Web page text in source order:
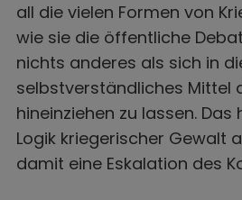
all die vielen Formen von
wie sie die öffentliche
nichts anderes als sich in
selbstverständliches Mittel
hineinziehen zu lassen. Das
Logik kriegerischer Gewalt
damit eine Eskalation des